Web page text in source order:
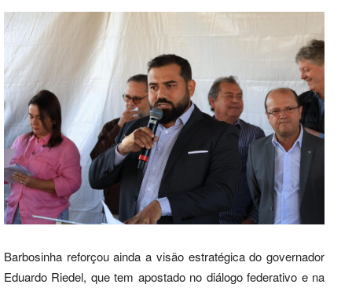
Barbosinha reforçou ainda a visão estratégica do governador
Eduardo Riedel, que tem apostado no diálogo federativo e na